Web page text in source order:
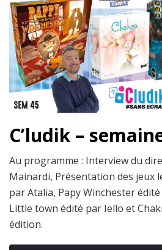
C’ludik –
Au programme : Interview du
Mainardi, Présentation des jeux
par Atalia, Papy Winchester
Little town édité par Iello et
édition.